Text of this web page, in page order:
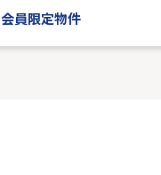
会員限定物件